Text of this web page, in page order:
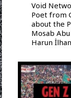
Void
Poet from
about the
Mosab
Harun